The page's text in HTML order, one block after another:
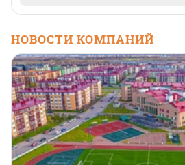
НОВОСТИ КОМПАНИЙ